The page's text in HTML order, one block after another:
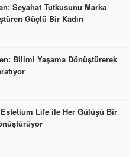
Seyahat Tutkusunu Marka
Güçlü Bir Kadın
Bilimi Yaşama Dönüştürerek
Estetium Life ile Her Gülüşü Bir